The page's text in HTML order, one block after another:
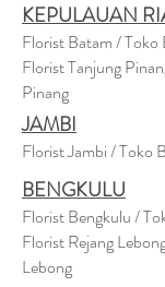
KEPULAUAN
Florist Batam / Toko
Florist Tanjung
Pinang
JAMBI
Florist Jambi / Toko
BENGKULU
Florist Bengkulu /
Florist Rejang
Lebong